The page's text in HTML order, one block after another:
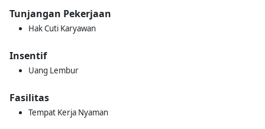
Tunjangan Pekerjaan
Hak Cuti Karyawan
Insentif
Uang Lembur
Fasilitas
Tempat Kerja Nyaman